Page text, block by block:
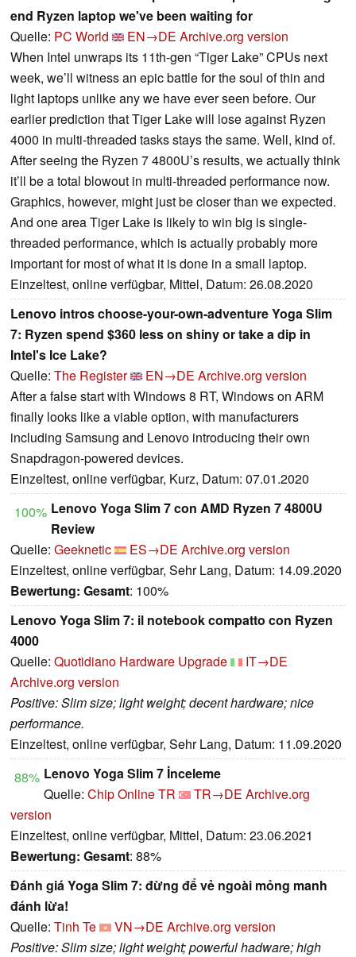
end Ryzen laptop we've been waiting for
Quelle: PC World EN→DE Archive.org version
When Intel unwraps its 11th-gen “Tiger Lake” CPUs next
week, we’ll witness an epic battle for the soul of thin and
light laptops unlike any we have ever seen before. Our
earlier prediction that Tiger Lake will lose against Ryzen
4000 in multi-threaded tasks stays the same. Well, kind of.
After seeing the Ryzen 7 4800U’s results, we actually think
it’ll be a total blowout in multi-threaded performance now.
Graphics, however, might just be closer than we expected.
And one area Tiger Lake is likely to win big is single-
threaded performance, which is actually probably more
important for most of what it is done in a small laptop.
Einzeltest, online verfügbar, Mittel, Datum: 26.08.2020
Lenovo intros choose-your-own-adventure Yoga Slim
7: Ryzen spend $360 less on shiny or take a dip in
Intel's Ice Lake?
Quelle: The Register EN→DE Archive.org version
After a false start with Windows 8 RT, Windows on ARM
finally looks like a viable option, with manufacturers
including Samsung and Lenovo introducing their own
Snapdragon-powered devices.
Einzeltest, online verfügbar, Kurz, Datum: 07.01.2020
100% Lenovo Yoga Slim 7 con AMD Ryzen 7 4800U
Review
Quelle: Geeknetic ES→DE Archive.org version
Einzeltest, online verfügbar, Sehr Lang, Datum: 14.09.2020
Bewertung: Gesamt: 100%
Lenovo Yoga Slim 7: il notebook compatto con Ryzen
4000
Quelle: Quotidiano Hardware Upgrade
IT→DE
Archive.org version
Positive: Slim size; light weight; decent hardware; nice
performance.
Einzeltest, online verfügbar, Sehr Lang, Datum: 11.09.2020
88% Lenovo Yoga Slim 7 İnceleme
Quelle: Chip Online TR TR→DE Archive.org
version
Einzeltest, online verfügbar, Mittel, Datum: 23.06.2021
Bewertung: Gesamt: 88%
Đánh giá Yoga Slim 7: đừng để vẻ ngoài mỏng manh
đánh lừa!
Quelle: Tinh Te VN→DE Archive.org version
Positive: Slim size; light weight; powerful hadware; high